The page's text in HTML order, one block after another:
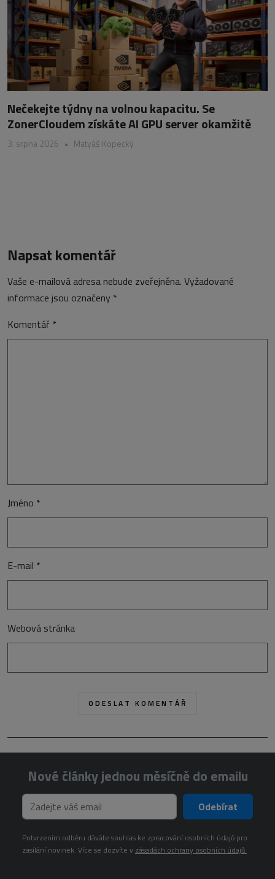
Nečekejte týdny na volnou kapacitu. Se
ZonerCloudem získáte AI GPU server okamžitě
3. srpna 2026 • Matyáš Kopecký
Napsat komentář
Vaše e-mailová adresa nebude zveřejněna. Vyžadované
informace jsou označeny *
Komentář *
Jméno *
E-mail *
Webová stránka
Nové články jednou měsíčně do emailu
Odebírat
Potvrzením odběru dáváte souhlas ke zpracování osobních údajů pro
zasílání novinek. Více se dozvíte v zásadách ochrany osobních údajů.